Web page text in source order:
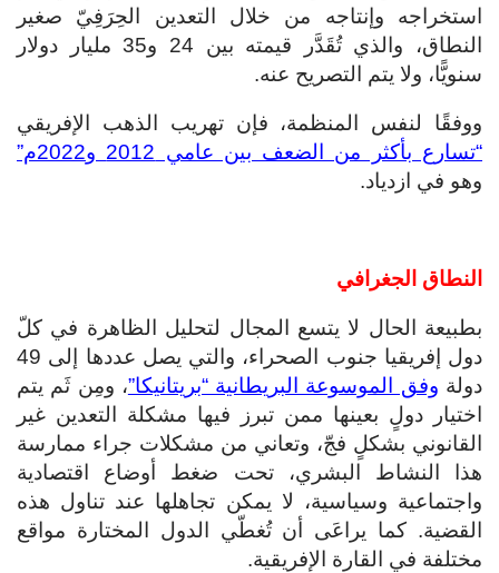
استخراجه وإنتاجه من خلال التعدين الحِرَفِيّ صغير
النطاق، والذي تُقَدَّر قيمته بين 24 و35 مليار دولار
سنويًّا، ولا يتم التصريح عنه.
ووفقًا لنفس المنظمة، فإن تهريب الذهب الإفريقي
“تسارع بأكثر من الضعف بين عامي 2012 و2022م”
وهو في ازدياد.
النطاق الجغرافي
بطبيعة الحال لا يتسع المجال لتحليل الظاهرة في كلّ
دول إفريقيا جنوب الصحراء، والتي يصل عددها إلى 49
دولة وفق الموسوعة البريطانية “بريتانيكا”، ومِن ثَم يتم
اختيار دولٍ بعينها ممن تبرز فيها مشكلة التعدين غير
القانوني بشكلٍ فجّ، وتعاني من مشكلات جراء ممارسة
هذا النشاط البشري، تحت ضغط أوضاع اقتصادية
واجتماعية وسياسية، لا يمكن تجاهلها عند تناول هذه
القضية. كما يراعَى أن تُغطّي الدول المختارة مواقع
مختلفة في القارة الإفريقية.